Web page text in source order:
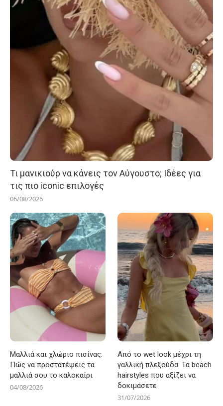
Τι μανικιούρ να κάνεις τον Αύγουστο; Ιδέες για
τις πιο iconic επιλογές
06/08/2026
Μαλλιά και χλώριο πισίνας:
Πώς να προστατέψεις τα
μαλλιά σου το καλοκαίρι
04/08/2026
Από το wet look μέχρι τη
γαλλική πλεξούδα: Τα beach
hairstyles που αξίζει να
δοκιμάσετε
31/07/2026